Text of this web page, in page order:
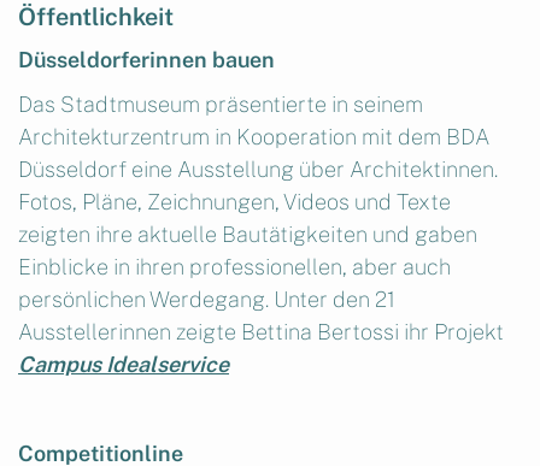
Öffentlichkeit
Düsseldorferinnen bauen
Das Stadtmuseum präsentierte in seinem
Architekturzentrum in Kooperation mit dem BDA
Düsseldorf eine Ausstellung über Architektinnen.
Fotos, Pläne, Zeichnungen, Videos und Texte
zeigten ihre aktuelle Bautätigkeiten und gaben
Einblicke in ihren professionellen, aber auch
persönlichen Werdegang. Unter den 21
Ausstellerinnen zeigte Bettina Bertossi ihr Projekt
Campus Idealservice
Competitionline